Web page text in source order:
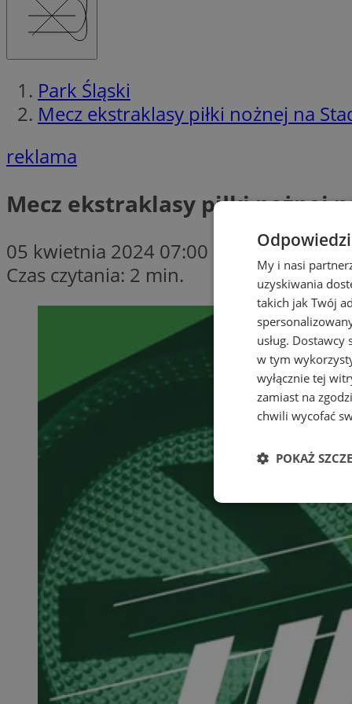
Park Śląski
Mecz ekstraklasy piłki nożnej na
reklama
Mecz ekstraklasy piłki nożnej
05 kwietnia 2024 07:00
Czas czytania: 2 min.
My i nasi
uzyskiwania
takich jak Twój
usług. Dostawcy
w tym
wyłącznie tej
zamiast na
chwili wycofać
POKAŻ
Niezbędne
Niezbędne pliki
zarządzanie